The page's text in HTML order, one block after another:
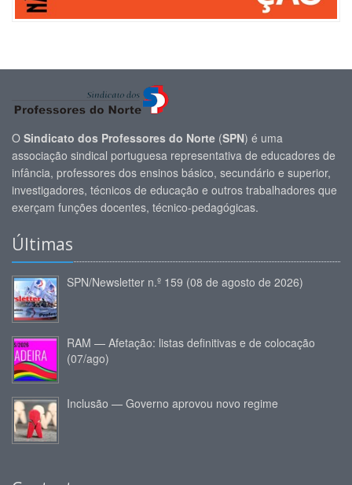
O Sindicato dos Professores do Norte (SPN) é uma
associação sindical portuguesa representativa de educadores de
infância, professores dos ensinos básico, secundário e superior,
investigadores, técnicos de educação e outros trabalhadores que
exerçam funções docentes, técnico-pedagógicas.
Últimas
SPN/Newsletter n.º 159 (08 de agosto de 2026)
RAM — Afetação: listas definitivas e de colocação
(07/ago)
Inclusão — Governo aprovou novo regime